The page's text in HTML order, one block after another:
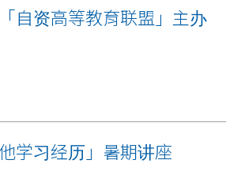
自资高等教育联盟」主办
学习经历」暑期讲座